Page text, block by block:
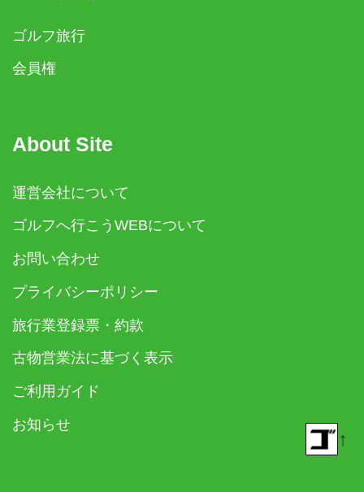
ゴルフ旅行
会員権
About Site
運営会社について
ゴルフへ行こうWEBについて
お問い合わせ
プライバシーポリシー
旅行業登録票・約款
古物営業法に基づく表示
ご利用ガイド
お知らせ
↑